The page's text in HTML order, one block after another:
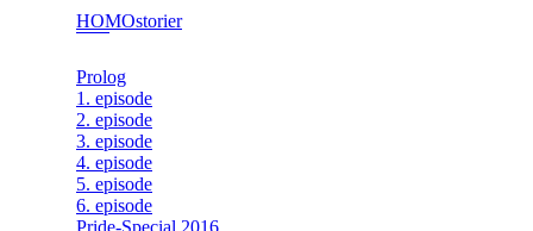
HOMOstorier
Prolog
1. episode
2. episode
3. episode
4. episode
5. episode
6. episode
Pride-Special 2016